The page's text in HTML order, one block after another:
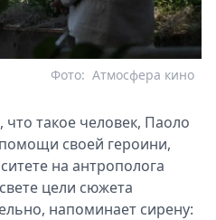
Атмосфера кино
Фото:
такое человек, Паоло
своей героини,
на антрополога
цели сюжета
напоминает сирену: